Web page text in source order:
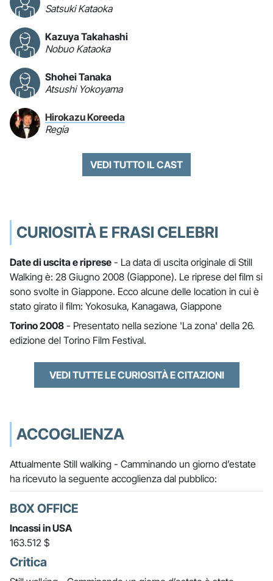
Satsuki Kataoka
Kazuya Takahashi
Nobuo Kataoka
Shohei Tanaka
Atsushi Yokoyama
Hirokazu Koreeda
Regia
VEDI TUTTO IL CAST
CURIOSITÀ E FRASI CELEBRI
Date di uscita e riprese - La data di uscita originale di Still
Walking è: 28 Giugno 2008 (Giappone). Le riprese del film si
sono svolte in Giappone. Ecco alcune delle location in cui è
stato girato il film: Yokosuka, Kanagawa, Giappone
Torino 2008 - Presentato nella sezione 'La zona' della 26.
edizione del Torino Film Festival.
VEDI TUTTE LE CURIOSITÀ E CITAZIONI
ACCOGLIENZA
Attualmente Still walking - Camminando un giorno d’estate
ha ricevuto la seguente accoglienza dal pubblico:
BOX OFFICE
Incassi in USA
163.512 $
Critica